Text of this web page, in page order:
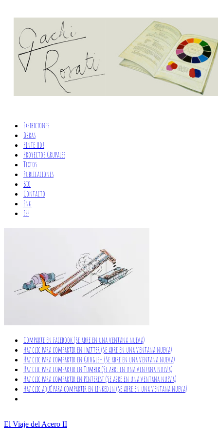
Exhibiciones
Obras
Pinte Ud!
Proyectos Grupales
Textos
Publicaciones
Bio
Contacto
Eng
Esp
Comparte en Facebook (Se abre en una ventana nueva)
Haz clic para compartir en Twitter (Se abre en una ventana nueva)
Haz clic para compartir en Google+ (Se abre en una ventana nueva)
Haz clic para compartir en Tumblr (Se abre en una ventana nueva)
Haz clic para compartir en Pinterest (Se abre en una ventana nueva)
Haz clic aquí para compartir en LinkedIn (Se abre en una ventana nueva)
El Viaje del Acero II